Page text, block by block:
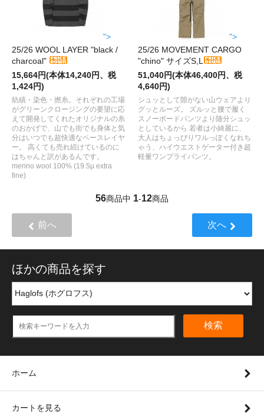
">
25/26 WOOL LAYER "black /
charcoal"
15,664円(本体14,240円、税
1,424円)
紡績・染色・撚糸。それぞれの工場
がグリーンクロージングの要望に応
えて開発してくれたオリジナルの糸
のおかげで、山でも街でも身体と気
分はいつでも超快適なベースレイヤ
ー。 高くても売れ続けているのに
はちゃんと訳があるんです。
merino wool 100% (19.5μ extra
fine)
">
25/26 MOVEMENT CARGO
"chino" サイズS,L
51,040円(本体46,400円、税
4,640円)
シュッとして隙がない山ウェアより
グッとルーズ。 ズルッと腰で履く
スノーボードパンツより随分シュッ
としているから 若者は小綺麗に、
大人はちょっぴりワルっぽくなれち
ゃう、ハイウエストゲーター付き超
軽量ワンプライパンツ。
56商品中 1-12商品
前へ 次へ
ほかの商品を探す
検索
ホーム
カートを見る